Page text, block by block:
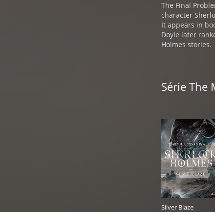
The Final
character
It appears in
Doyle later
Holmes stories.
Série The
Silver Blaze